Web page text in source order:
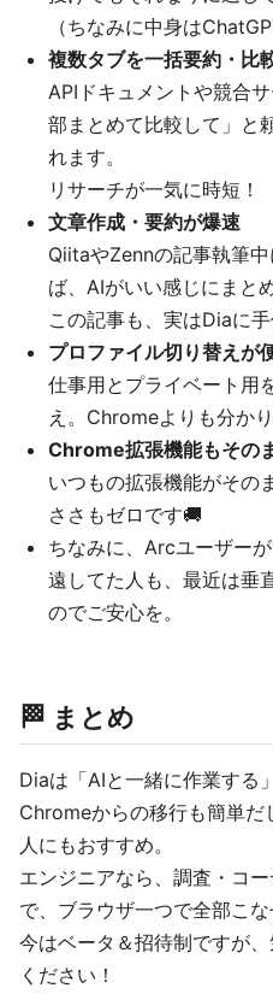
（ちなみに中身は
複数タブを一括要約・比
APIドキュメントや競合
部まとめて比較して」と
れます。
リサーチが一気に時短！
文章作成・要約が爆速
QiitaやZennの記事執筆
ば、AIがいい感じにまと
この記事も、実はDiaに
プロファイル切り替えが
仕事用とプライベート用
え。Chromeよりも分か
Chrome拡張機能もその
いつもの拡張機能がその
ささもゼロです🚚
ちなみに、Arcユーザー
遠してた人も、最近は垂
のでご安心を。
🏁 まとめ
Diaは「AIと一緒に作業する
Chromeからの移行も簡単だ
人にもおすすめ。
エンジニアなら、調査・コ
で、ブラウザ一つで全部こな
今はベータ＆招待制ですが
ください！